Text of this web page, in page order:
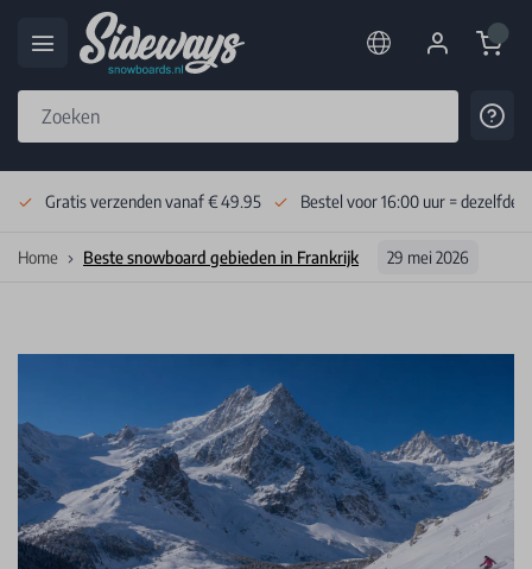
Cart
Gratis verzenden vanaf € 49.95 Bestel voor 16:00 uur = dezelfde
Home Beste snowboard gebieden in Frankrijk 29 mei 2026